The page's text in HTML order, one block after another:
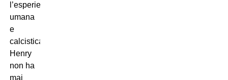
l’esperienza
umana
e
calcistica.
Henry
non ha
mai